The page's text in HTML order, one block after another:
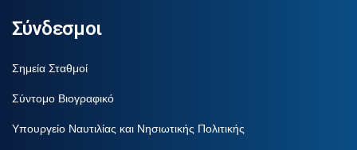
Σύνδεσμοι
Σημεία Σταθμοί
Σύντομο Βιογραφικό
Υπουργείο Ναυτιλίας και Νησιωτικής Πολιτικής